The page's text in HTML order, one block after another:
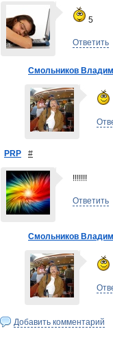
5
Ответить
Смольников
PRP #
!!!!!!!
Ответить
Смольников
Добавить комментарий